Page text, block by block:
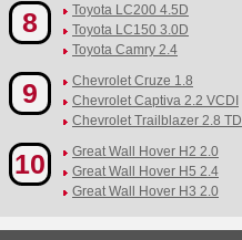
8
Toyota LC200 4.5D
Toyota LC150 3.0D
Toyota Camry 2.4
9
Chevrolet Cruze 1.8
Chevrolet Captiva 2.2 VCDI
Chevrolet Trailblazer 2.8 TD
10
Great Wall Hover H2 2.0
Great Wall Hover H5 2.4
Great Wall Hover H3 2.0